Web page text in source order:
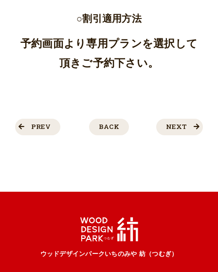
○割引適用方法
予約画面より専用プランを選択して
頂きご予約下さい。
NEXT
BACK
PREV
ウッドデザインパークいちのみや 紡（つむぎ）